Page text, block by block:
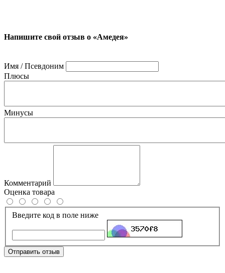
Напишите свой отзыв о «Амедея»
Имя / Псевдоним
Плюсы
Минусы
Комментарий
Оценка товара
Введите код в поле ниже
Отправить отзыв